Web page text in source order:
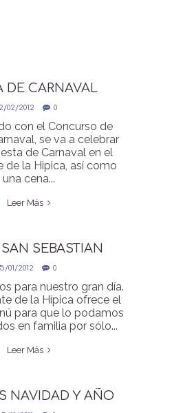
DE CARNAVAL
02/2012 0
con el Concurso de
se va a celebrar
de Carnaval en el
de la Hipica, así como
una cena...
Leer Más
SEBASTIAN
01/2012 0
para nuestro gran día.
de la Hípica ofrece el
para que lo podamos
en familia por sólo...
Leer Más
NAVIDAD Y AÑO